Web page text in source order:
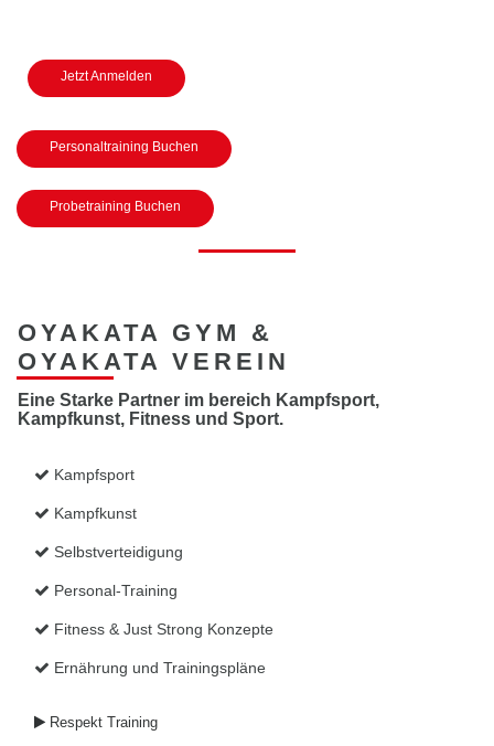
Jetzt Anmelden
Personaltraining Buchen
Probetraining Buchen
OYAKATA GYM &
OYAKATA VEREIN
Eine Starke Partner im bereich Kampfsport,
Kampfkunst, Fitness und Sport.
 Kampfsport
 Kampfkunst
 Selbstverteidigung
 Personal-Training
 Fitness & Just Strong Konzepte
 Ernährung und Trainingspläne
 Respekt Training